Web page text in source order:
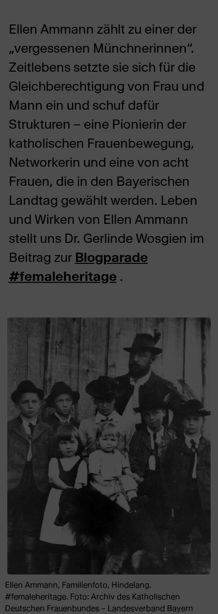
Ellen Ammann zählt zu einer der
„vergessenen Münchnerinnen“.
Zeitlebens setzte sie sich für die
Gleichberechtigung von Frau und
Mann ein und schuf dafür
Strukturen – eine Pionierin der
katholischen Frauenbewegung,
Networkerin und eine von acht
Frauen, die in den Bayerischen
Landtag gewählt werden. Leben
und Wirken von Ellen Ammann
stellt uns Dr. Gerlinde Wosgien im
Beitrag zur Blogparade
#femaleheritage .
Ellen Ammann, Familienfoto, Hindelang.
#femaleheritage. Foto: Archiv des Katholischen
Deutschen Frauenbundes – Landesverband Bayern